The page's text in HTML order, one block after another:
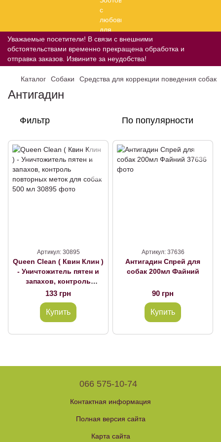
Уважаемые посетители! В связи с внешними
обстоятельствами временно прекращена обработка и
отправка заказов. Извините за неудобства!
Каталог Собаки Средства для коррекции поведения собак
Антигадин
Фильтр По популярности
Артикул: 30895
Queen Clean ( Квин Клин )
- Уничтожитель пятен и
запахов, контроль
повторных меток для
собак 500 мл
133 грн
Купить
Артикул: 37636
Антигадин Спрей для
собак 200мл Файний
90 грн
Купить
066 575-10-74
Контактная информация
Полная версия сайта
Карта сайта